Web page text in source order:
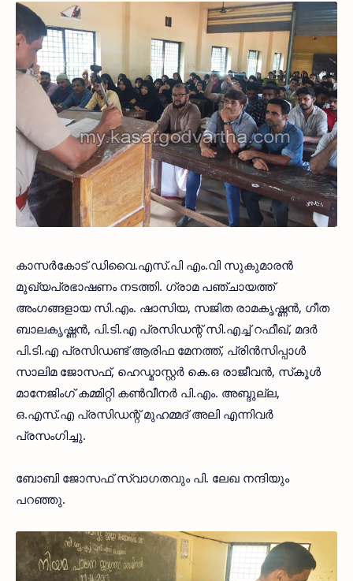
കാസര്‍കോട് ഡിവൈ.എസ്.പി എം.വി സുകുമാരന്‍
മുഖ്യപ്രഭാഷണം നടത്തി. ഗ്രാമ പഞ്ചായത്ത്
അംഗങ്ങളായ സി.എം. ഷാസിയ, സജിത രാമകൃഷ്ണന്‍, ഗീത
ബാലകൃഷ്ണന്‍, പി.ടി.എ പ്രസിഡന്റ് സി.എച്ച് റഫീഖ്, മദര്‍
പി.ടി.എ പ്രസിഡണ്ട് ആരിഫ മേനത്ത്, പ്രിന്‍സിപ്പാള്‍
സാലിമ ജോസഫ്, ഹെഡ്മാസ്റ്റര്‍ കെ.ഒ രാജീവന്‍, സ്‌കൂള്‍
മാനേജിംഗ് കമ്മിറ്റി കണ്‍വീനര്‍ പി.എം. അബ്ദുല്ല,
ഒ.എസ്.എ പ്രസിഡന്റ് മുഹമ്മദ് അലി എന്നിവര്‍
പ്രസംഗിച്ചു.
ബോബി ജോസഫ് സ്വാഗതവും പി. ലേഖ നന്ദിയും
പറഞ്ഞു.